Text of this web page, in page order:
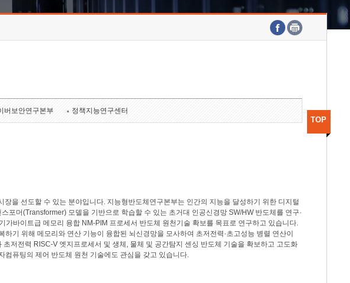
호남권연구본부
기획본부
버보안연구본부 정책지능연구센터
장을 선도할 수 있는 분야입니다. 지능형반도체연구본부는 인간의 지능을 달성하기 위한 디지털
포머(Transformer) 모델을 기반으로 학습할 수 있는 초거대 인공신경망 SW/HW 반도체를 연구·
가바이트급 메모리 융합 NM-PIM 프로세서 반도체 원천기술 확보를 목표로 연구하고 있습니다.
하기 위해 메모리와 연산 기능이 융합된 뇌신경망을 모사하여 초저전력·초고성능 병렬 연산이
저전력 RISC-V 엣지프로세서 및 생체, 물체 및 공간탐지 센싱 반도체 기술을 확보하고 고도화
컴퓨팅의 제어 반도체 원천 기술에도 관심을 갖고 있습니다.
TOP